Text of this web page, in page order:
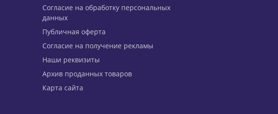
Согласие на обработку персональных
данных
Публичная оферта
Согласие на получение рекламы
Наши реквизиты
Архив проданных товаров
Карта сайта